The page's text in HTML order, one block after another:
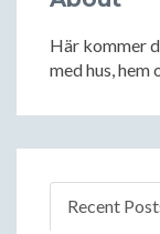
Här kommer
med hus, hem
Recent